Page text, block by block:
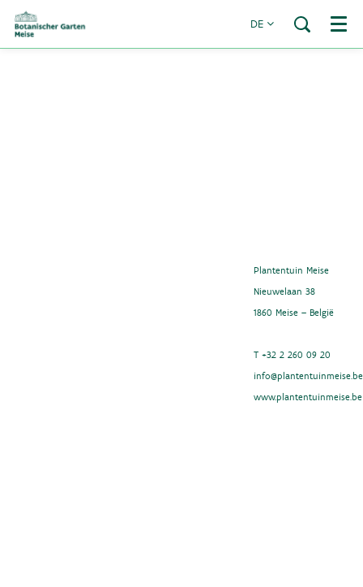
DE Menü
Plantentuin Meise
Nieuwelaan 38
1860 Meise – België
T +32 2 260 09 20
info@plantentuinmeise.be
www.plantentuinmeise.be